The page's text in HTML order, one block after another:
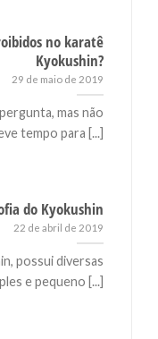
no karatê
Kyokushin?
29 de maio de 2019
mas não
tempo para [...]
do Kyokushin
22 de abril de 2019
possui diversas
e pequeno [...]